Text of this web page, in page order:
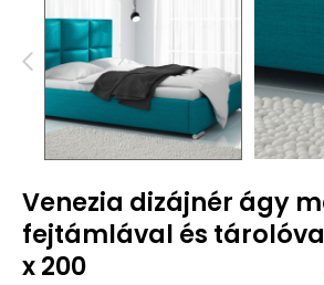
Venezia dizájnér ágy
fejtámlával és
x 200